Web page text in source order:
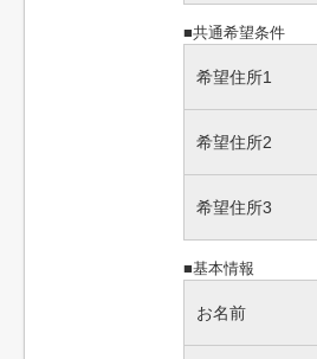
■共通希望条件
希望住所1
希望住所2
希望住所3
■基本情報
お名前